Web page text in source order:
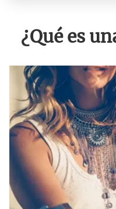
¿Qué es